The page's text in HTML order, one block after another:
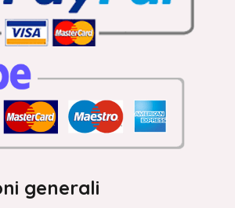
generali